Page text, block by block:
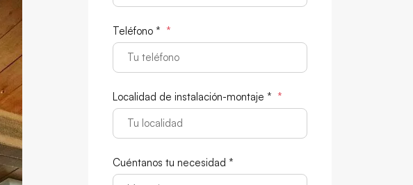
Teléfono * *
Localidad de instalación-montaje * *
Cuéntanos tu necesidad *